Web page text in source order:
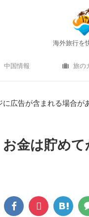
海外旅行を
中国情報 旅の
に広告が含まれる場合が
金は貯め
におすすめの軽量小型スー
選！【2020年最新】